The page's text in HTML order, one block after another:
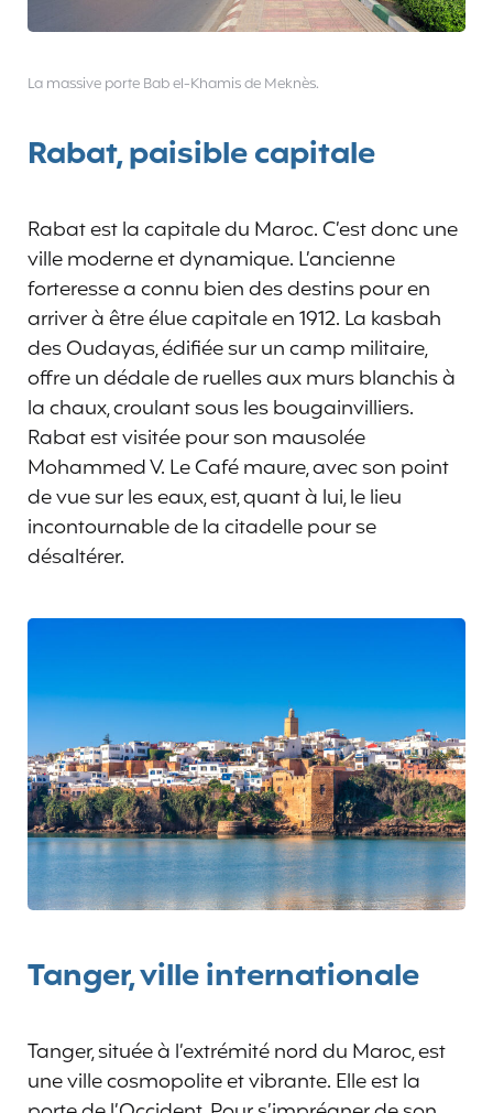
La massive porte Bab el-Khamis de Meknès.
Rabat, paisible capitale
Rabat est la capitale du Maroc. C’est donc une
ville moderne et dynamique. L’ancienne
forteresse a connu bien des destins pour en
arriver à être élue capitale en 1912. La kasbah
des Oudayas, édifiée sur un camp militaire,
offre un dédale de ruelles aux murs blanchis à
la chaux, croulant sous les bougainvilliers.
Rabat est visitée pour son mausolée
Mohammed V. Le Café maure, avec son point
de vue sur les eaux, est, quant à lui, le lieu
incontournable de la citadelle pour se
désaltérer.
Tanger, ville internationale
Tanger, située à l’extrémité nord du Maroc, est
une ville cosmopolite et vibrante. Elle est la